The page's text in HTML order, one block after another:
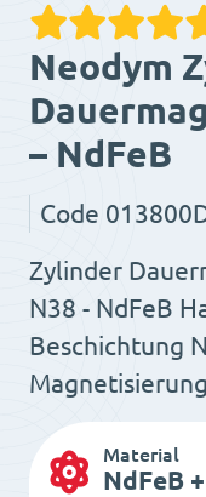
Neodym
– NdFeB
Code
Zylinder
N38 - NdFeB
Beschichtung
Material
NdFeB